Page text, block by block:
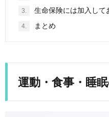
3. 生命保険には加入して
4. まとめ
運動・食事・睡